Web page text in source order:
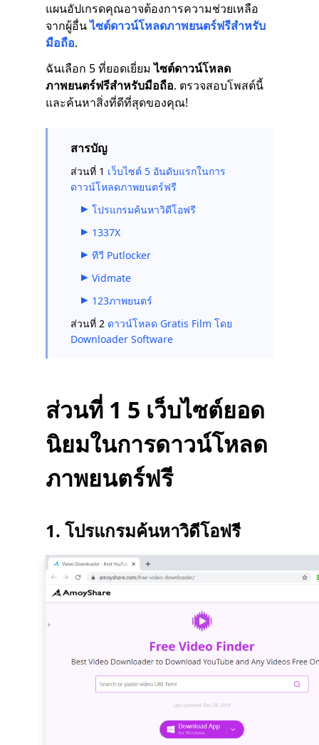
แผนอัปเกรดคุณอาจต้องการความช่วยเหลือ
จากผู้อื่นไซต์ดาวน์โหลดภาพยนตร์ฟรีสำหรับ
มือถือ.
ฉันเลือก 5 ที่ยอดเยี่ยมไซต์ดาวน์โหลด
ภาพยนตร์ฟรีสำหรับมือถือ. ตรวจสอบโพสต์นี้
และค้นหาสิ่งที่ดีที่สุดของคุณ!
สารบัญ
ส่วนที่ 1 เว็บไซต์ 5 อันดับแรกในการ
ดาวน์โหลดภาพยนตร์ฟรี
โปรแกรมค้นหาวิดีโอฟรี
1337X
ทีวี Putlocker
Vidmate
123ภาพยนตร์
ส่วนที่ 2 ดาวน์โหลด Gratis Film โดย
Downloader Software
ส่วนที่ 1 5 เว็บไซต์ยอด
นิยมในการดาวน์โหลด
ภาพยนตร์ฟรี
1. โปรแกรมค้นหาวิดีโอฟรี